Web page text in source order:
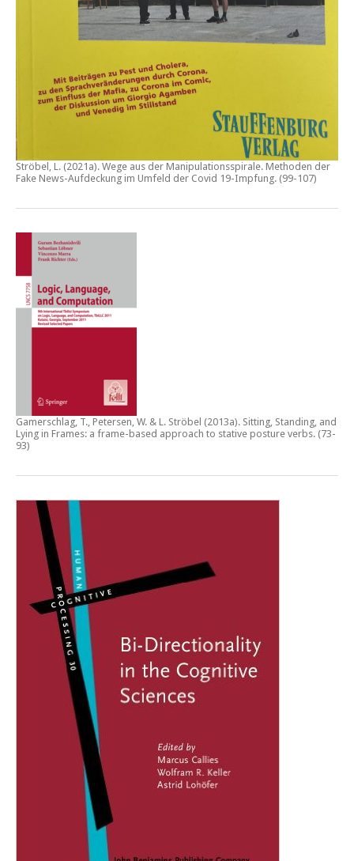
Ströbel, L. (2021a). Wege aus der Manipulationsspirale. Methoden der
Fake News-Aufdeckung im Umfeld der Covid 19-Impfung. (99-107)
Gamerschlag, T., Petersen, W. & L. Ströbel (2013a). Sitting, Standing, and
Lying in Frames: a frame-based approach to stative posture verbs. (73-
93)